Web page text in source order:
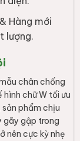
Hàng mới
lượng.
chân chống
hình chữ W tối ưu
phẩm chịu
gãy gập trong
nên cực kỳ nhẹ